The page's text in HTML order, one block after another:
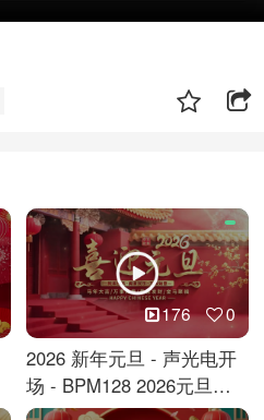
176 0
2026 新年元旦 - 声光电开
场 - BPM128 2026元旦马
年